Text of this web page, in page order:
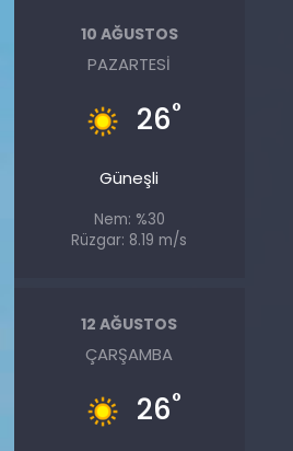
10 AĞUSTOS
PAZARTESI
26°
Güneşli
Nem: %30
Rüzgar: 8.19 m/s
12 AĞUSTOS
ÇARŞAMBA
26°